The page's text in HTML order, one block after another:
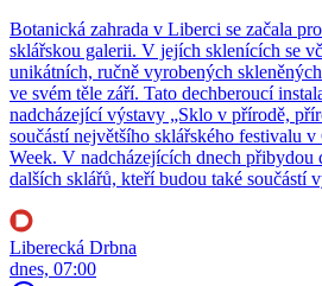
Botanická zahrada v Liberci se začala
sklářskou galerii. V jejích sklenících se
unikátních, ručně vyrobených
ve svém těle září. Tato dechberoucí
nadcházející výstavy „Sklo v přírodě,
součástí největšího sklářského festivalu
Week. V nadcházejících dnech přibydou
dalších sklářů, kteří budou také součástí
Liberecká Drbna
dnes, 07:00